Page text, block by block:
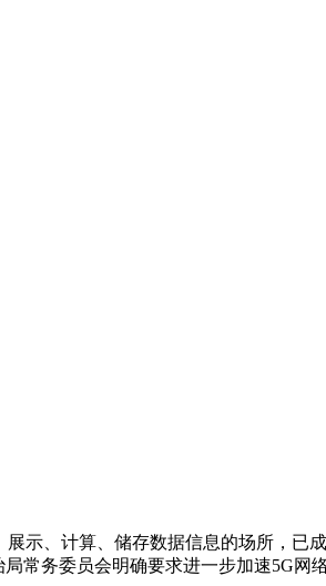
示、计算、储存数据信息的场所，已
常务委员会明确要求进一步加速5G网